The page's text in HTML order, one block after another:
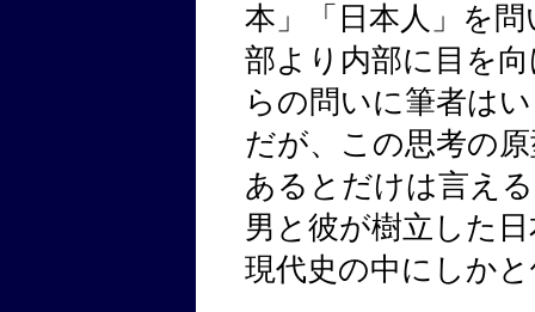
本」「日本人」を
部より内部に目を
らの問いに筆者は
だが、この思考の
あるとだけは言え
男と彼が樹立した
現代史の中にしか